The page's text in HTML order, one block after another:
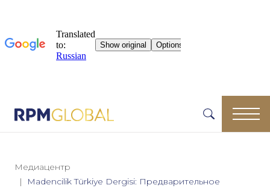
Медиацентр
Madencilik Türkiye Dergisi: Предварительное